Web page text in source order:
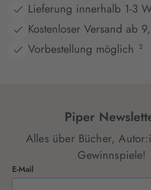
Lieferung innerhalb 1-3
Kostenloser Versand ab
Vorbestellung möglich 2
Piper
Alles über Bücher,
Gewinnspiele!
E-Mail